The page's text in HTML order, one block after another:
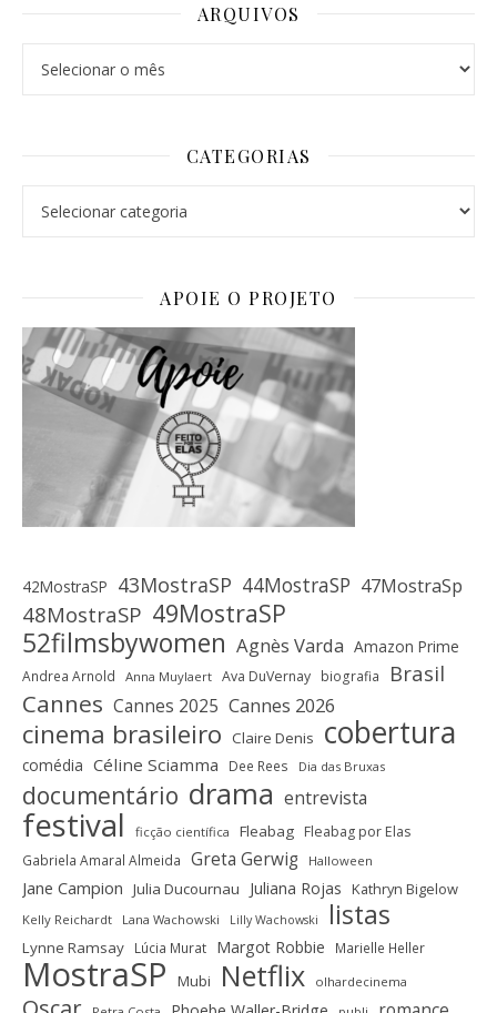
ARQUIVOS
CATEGORIAS
APOIE O PROJETO
42MostraSP 43MostraSP 44MostraSP 47MostraSp
48MostraSP 49MostraSP
52filmsbywomen Agnès Varda Amazon Prime
Andrea Arnold Anna Muylaert Ava DuVernay biografia Brasil
Cannes Cannes 2025 Cannes 2026
cinema brasileiro Claire Denis cobertura
comédia Céline Sciamma Dee Rees Dia das Bruxas
documentário drama entrevista
festival ficção científica Fleabag Fleabag por Elas
Gabriela Amaral Almeida Greta Gerwig Halloween
Jane Campion Julia Ducournau Juliana Rojas Kathryn Bigelow
Kelly Reichardt Lana Wachowski Lilly Wachowski listas
Lynne Ramsay Lúcia Murat Margot Robbie Marielle Heller
MostraSP Mubi Netflix olhardecinema